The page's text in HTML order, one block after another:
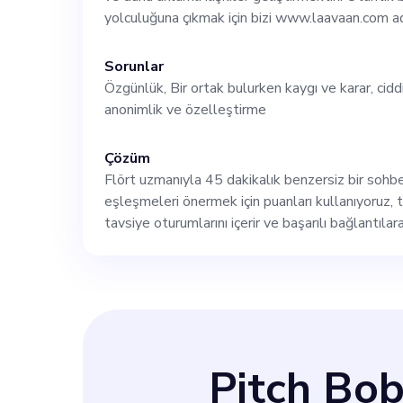
usta ve
kişiler, bize
hakkında
etmeye teşvik
yolculuğuna çıkmak için bizi www.laavaan.com
Sorunlar
Özgünlük, Bir ortak bulurken kaygı ve karar,
anonimlik ve özelleştirme
Çözüm
Flört uzmanıyla 45 dakikalık benzersiz bir
eşleşmeleri önermek için puanları
tavsiye oturumlarını içerir ve başarılı
Pitch